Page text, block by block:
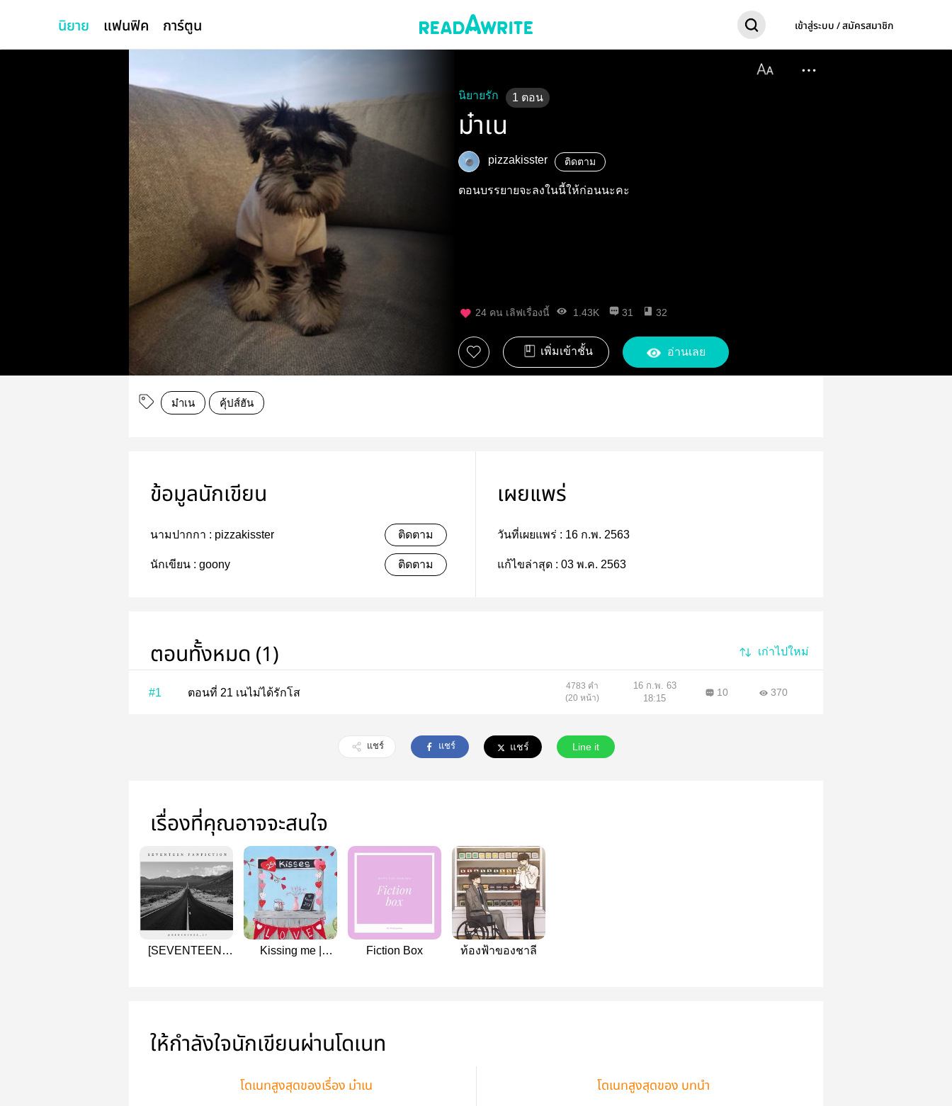
นิยาย แฟนฟิค การ์ตูน เข้าสู่ระบบ / สมัครสมาชิก
นิยายรัก 1 ตอน
ม๋าเน
pizzakisster ติดตาม
ตอนบรรยายจะลงในนี้ให้ก่อนนะคะ
24 คน เลิฟเรื่องนี้ 1.43K 31 32
เพิ่มเข้าชั้น อ่านเลย
ม๋าเน คุ้ปส์ฮัน
ข้อมูลนักเขียน
นามปากกา : pizzakisster ติดตาม
นักเขียน : goony ติดตาม
เผยแพร่
วันที่เผยแพร่ : 16 ก.พ. 2563
แก้ไขล่าสุด : 03 พ.ค. 2563
ตอนทั้งหมด (1) เก่าไปใหม่
#1 ตอนที่ 21 เนไม่ได้รักโส
4783 คำ
(20 หน้า)
16 ก.พ. 63
18:15
10 370
แชร์ แชร์ แชร์ Line it
เรื่องที่คุณอาจจะสนใจ
[SEVENTEEN]
Kissing me |
Fiction Box ท้องฟ้าของชาลี
ให้กำลังใจนักเขียนผ่านโดเนท
โดเนทสูงสุดของเรื่อง ม๋าเน โดเนทสูงสุดของ บทนำ